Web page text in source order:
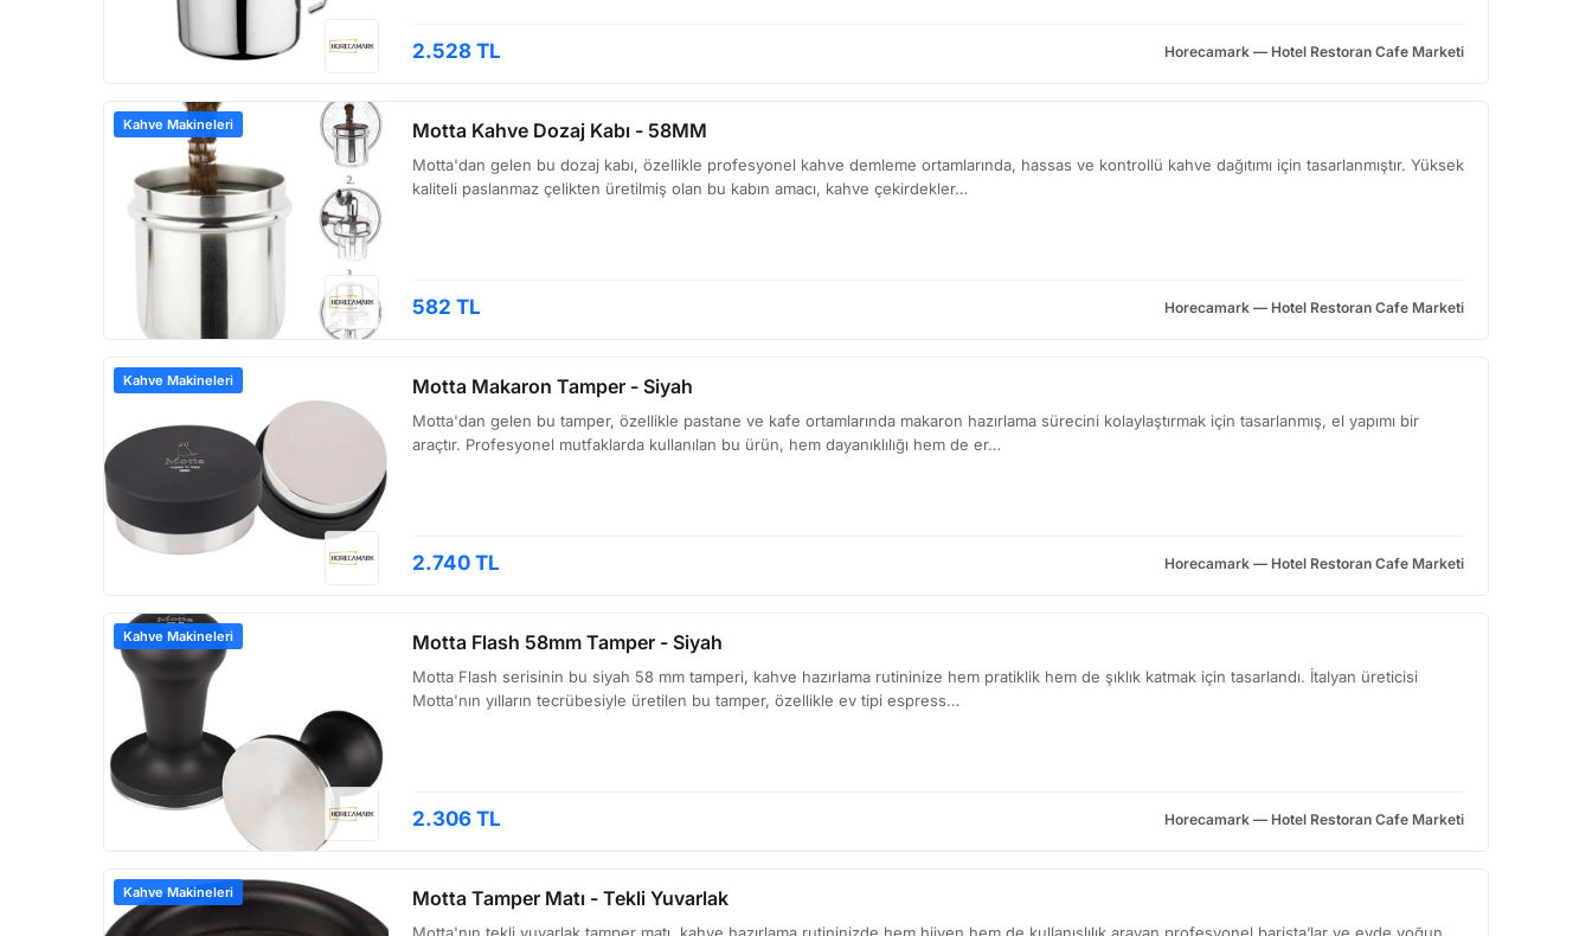
2.528 TL Horecamark — Hotel Restoran Cafe Marketi
Kahve Makineleri Motta Kahve Dozaj Kabı - 58MM
Motta'dan gelen bu dozaj kabı, özellikle profesyonel kahve demleme ortamlarında, hassas ve kontrollü kahve dağıtımı için tasarlanmıştır. Yüksek
kaliteli paslanmaz çelikten üretilmiş olan bu kabın amacı, kahve çekirdekler…
582 TL Horecamark — Hotel Restoran Cafe Marketi
Kahve Makineleri Motta Makaron Tamper - Siyah
Motta'dan gelen bu tamper, özellikle pastane ve kafe ortamlarında makaron hazırlama sürecini kolaylaştırmak için tasarlanmış, el yapımı bir
araçtır. Profesyonel mutfaklarda kullanılan bu ürün, hem dayanıklılığı hem de er…
2.740 TL Horecamark — Hotel Restoran Cafe Marketi
Kahve Makineleri Motta Flash 58mm Tamper - Siyah
Motta Flash serisinin bu siyah 58 mm tamperi, kahve hazırlama rutininize hem pratiklik hem de şıklık katmak için tasarlandı. İtalyan üreticisi
Motta'nın yılların tecrübesiyle üretilen bu tamper, özellikle ev tipi espress…
2.306 TL Horecamark — Hotel Restoran Cafe Marketi
Kahve Makineleri Motta Tamper Matı - Tekli Yuvarlak